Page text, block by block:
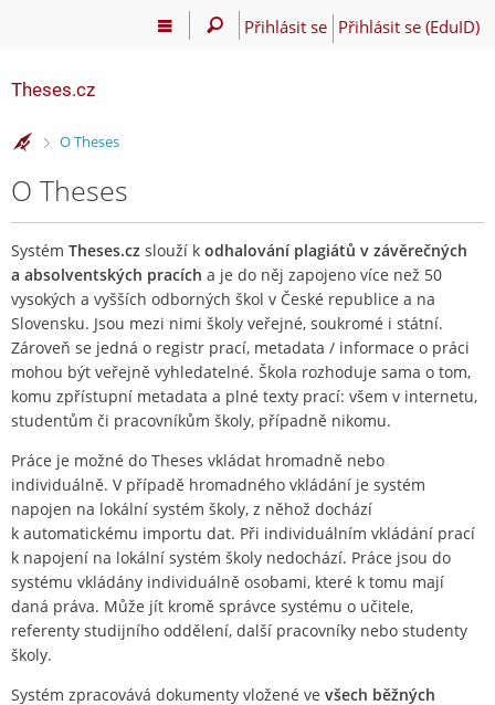
Přihlásit se Přihlásit se (EduID)
Theses.cz
>
O Theses
O Theses
Systém Theses.cz slouží k odhalování plagiátů v závěrečných
a absolventských pracích a je do něj zapojeno více než 50
vysokých a vyšších odborných škol v České republice a na
Slovensku. Jsou mezi nimi školy veřejné, soukromé i státní.
Zároveň se jedná o registr prací, metadata / informace o práci
mohou být veřejně vyhledatelné. Škola rozhoduje sama o tom,
komu zpřístupní metadata a plné texty prací: všem v internetu,
studentům či pracovníkům školy, případně nikomu.
Práce je možné do Theses vkládat hromadně nebo
individuálně. V případě hromadného vkládání je systém
napojen na lokální systém školy, z něhož dochází
k automatickému importu dat. Při individuálním vkládání prací
k napojení na lokální systém školy nedochází. Práce jsou do
systému vkládány individuálně osobami, které k tomu mají
daná práva. Může jít kromě správce systému o učitele,
referenty studijního oddělení, další pracovníky nebo studenty
školy.
Systém zpracovává dokumenty vložené ve všech běžných